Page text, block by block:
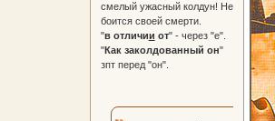
смелый ужасный колдун! Не
боится своей смерти.
"в отличии от" - через "е".
"Как заколдованный он"
зпт перед "он".